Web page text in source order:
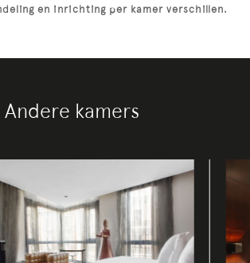
en inrichting per kamer verschillen.
Andere kamers